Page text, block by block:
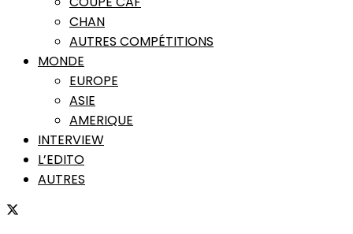
CHAN
AUTRES COMPÉTITIONS
MONDE
EUROPE
ASIE
AMERIQUE
INTERVIEW
L’EDITO
AUTRES